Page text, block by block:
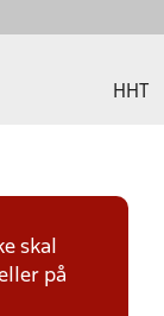
HHT
skal
på